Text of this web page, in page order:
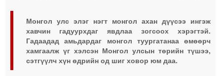
Монгол улс элэг нэгт монгол ахан дүүсээ ингэж
хавчин гадуурхдаг явдлаа зогсоох хэрэгтэй.
Гадаадад амьдардаг монгол туургатанаа өмөөрч
хамгаалж үг хэлсэн Монгол улсын төрийн түшээ,
сэтгүүлч хүн өдрийн од шиг ховор юм даа.